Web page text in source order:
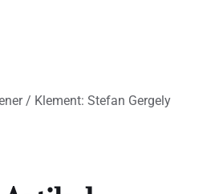
/ Klement: Stefan Gergely